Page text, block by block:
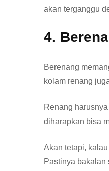
akan terganggu
4.
Berenang
kolam renang
Renang
diharapkan bisa
Akan tetapi,
Pastinya bakalan